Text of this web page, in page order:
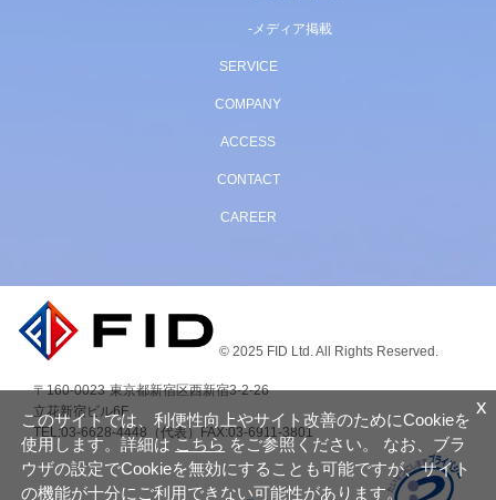
メディア掲載
SERVICE
COMPANY
ACCESS
CONTACT
CAREER
© 2025 FID Ltd. All Rights Reserved.
〒160-0023 東京都新宿区西新宿3-2-26
立花新宿ビル6F
TEL:03-6628-4448（代表）FAX:03-6911-3801
このサイトでは、利便性向上やサイト改善のためにCookieを
使用します。詳細は こちら をご参照ください。 なお、ブラ
ウザの設定でCookieを無効にすることも可能ですが、サイト
の機能が十分にご利用できない可能性があります。
x